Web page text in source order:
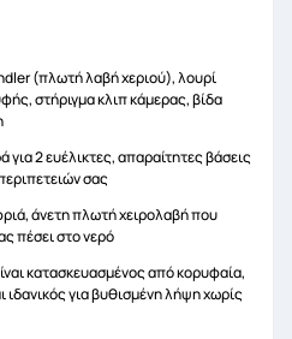
(πλωτή λαβή χεριού), λουρί
στήριγμα κλιπ κάμερας, βίδα
2 ευέλικτες, απαραίτητες βάσεις
σας
άνετη πλωτή χειρολαβή που
πέσει στο νερό
κατασκευασμένος από κορυφαία,
ιδανικός για βυθισμένη λήψη χωρίς